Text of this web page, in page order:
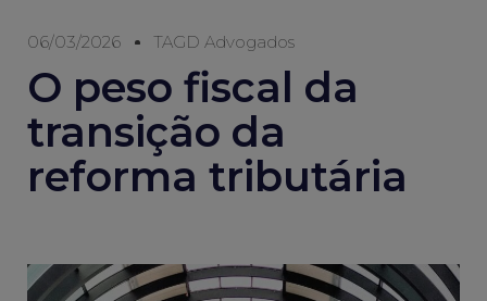
06/03/2026 TAGD Advogados
O peso fiscal da
transição da
reforma tributária